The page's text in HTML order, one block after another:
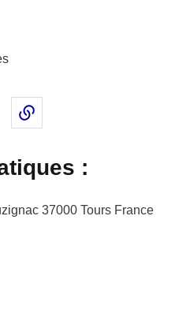
fenêtre
- nouvelle fenêtre
sur Linked In - nouvelle
Partager par email - nouvelle
:
37000 Tours France